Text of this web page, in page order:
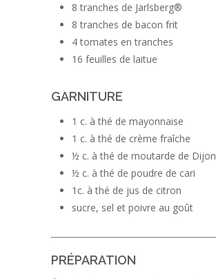
8 tranches de Jarlsberg®
8 tranches de bacon frit
4 tomates en tranches
16 feuilles de laitue
GARNITURE
1 c. à thé de mayonnaise
1 c. à thé de crème fraîche
½ c. à thé de moutarde de Dijon
½ c. à thé de poudre de cari
1c. à thé de jus de citron
sucre, sel et poivre au goût
PRÉPARATION